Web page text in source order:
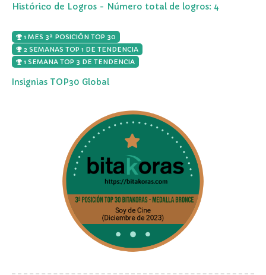
Histórico de Logros - Número total de logros: 4
1 MES 3ª POSICIÓN TOP 30
2 SEMANAS TOP 1 DE TENDENCIA
1 SEMANA TOP 3 DE TENDENCIA
Insignias TOP30 Global